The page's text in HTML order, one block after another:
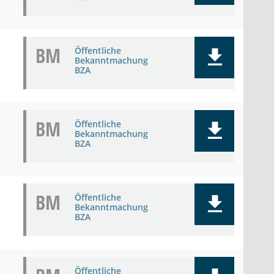
BM
Öffentliche
Bekanntmachung
BZA
BM
Öffentliche
Bekanntmachung
BZA
BM
Öffentliche
Bekanntmachung
BZA
Öffentliche